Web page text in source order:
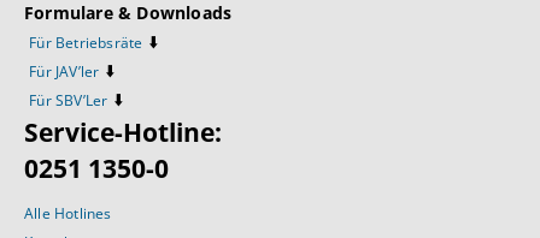
Formulare & Downloads
Für Betriebsräte ⬇️
Für JAV’ler ⬇️
Für SBV’Ler ⬇️
Service-Hotline:
0251 1350-0
Alle Hotlines